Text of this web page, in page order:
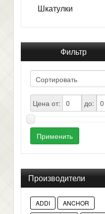
Шкатулки
Фильтр
Цена от: до:
Применить
Производители
ADDI
ANCHOR